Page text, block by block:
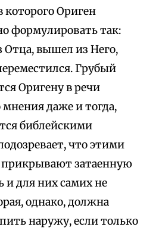
Ориген
формулировать так:
вышел из Него,
Грубый
Оригену в речи
даже и тогда,
библейскими
что этими
затаенную
для них самих не
однако, должна
наружу, если только